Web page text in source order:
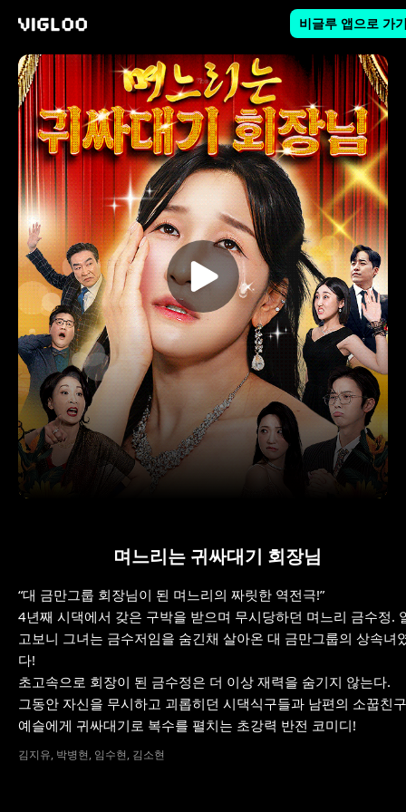
비글루 앱으로 가
며느리는 귀싸대기 회장님
“대 금만그룹 회장님이 된 며느리의 짜릿한 역전극!”
4년째 시댁에서 갖은 구박을 받으며 무시당하던 며느리 금수정.
고보니 그녀는 금수저임을 숨긴채 살아온 대 금만그룹의 상속녀
다!
초고속으로 회장이 된 금수정은 더 이상 재력을 숨기지 않는다.
그동안 자신을 무시하고 괴롭히던 시댁식구들과 남편의 소꿉친구
예슬에게 귀싸대기로 복수를 펼치는 초강력 반전 코미디!
김지유, 박병현, 임수현, 김소현